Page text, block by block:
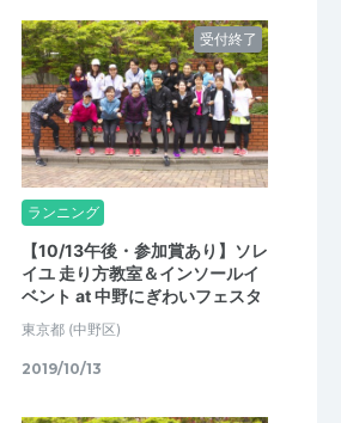
受付終了
ランニング
【10/13午後・参加賞あり】ソレ
イユ 走り方教室＆インソールイ
ベント at 中野にぎわいフェスタ
東京都 (中野区)
2019/10/13